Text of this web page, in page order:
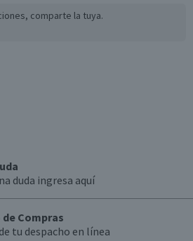
comparte la tuya.
duda ingresa aquí
Compras
tu despacho en línea